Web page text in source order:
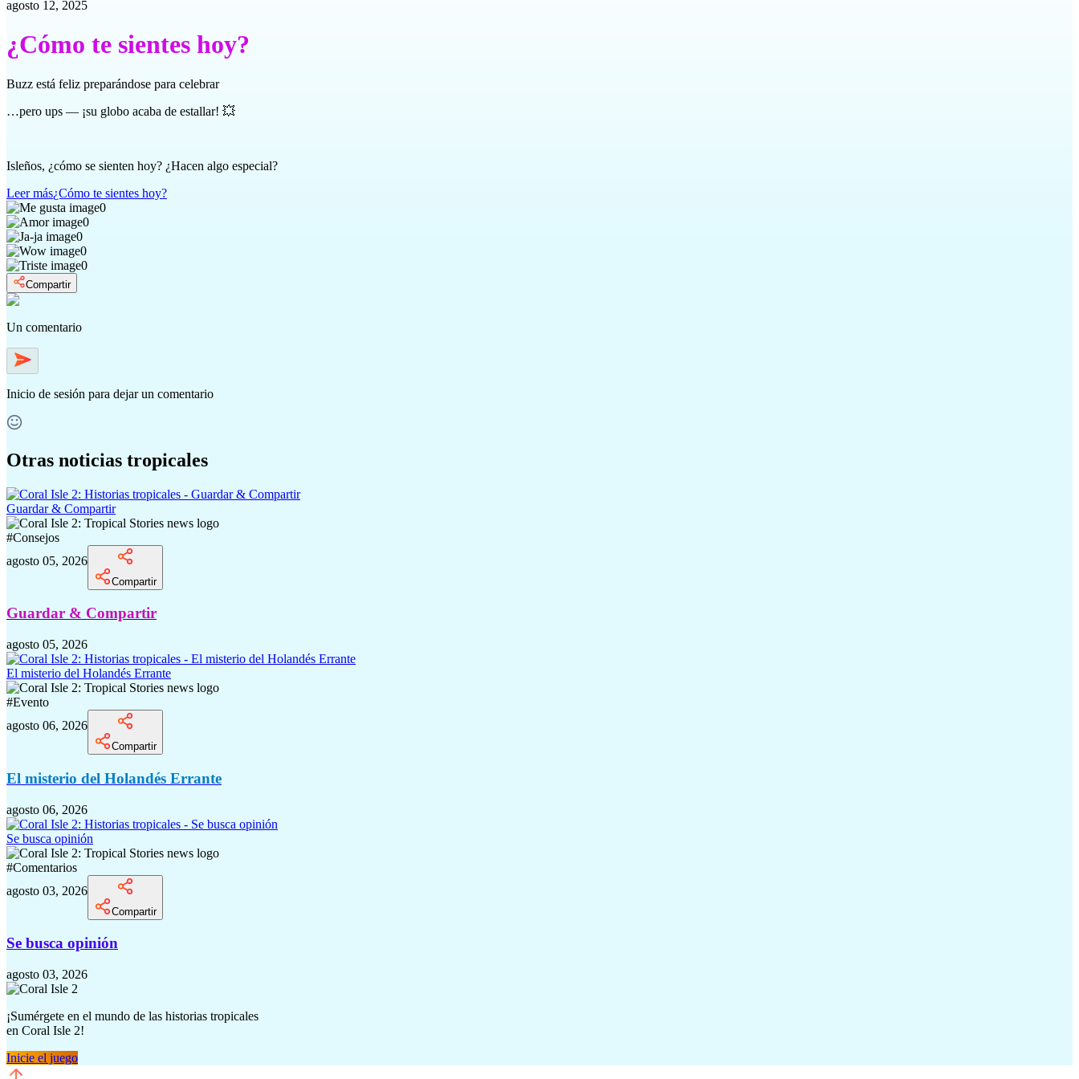
agosto 12, 2025
¿Cómo te sientes hoy?
Buzz está feliz preparándose para celebrar
…pero ups — ¡su globo acaba de estallar! 💥
Isleños, ¿cómo se sienten hoy? ¿Hacen algo especial?
Leer más¿Cómo te sientes hoy?
0
0
0
0
0
Compartir
Un comentario
Inicio de sesión para dejar un comentario
Otras noticias tropicales
Guardar & Compartir
#Consejos
agosto 05, 2026
Compartir
Guardar & Compartir
agosto 05, 2026
El misterio del Holandés Errante
#Evento
agosto 06, 2026
Compartir
El misterio del Holandés Errante
agosto 06, 2026
Se busca opinión
#Comentarios
agosto 03, 2026
Compartir
Se busca opinión
agosto 03, 2026
¡Sumérgete en el mundo de las historias tropicales
en Coral Isle 2!
Inicie el juego